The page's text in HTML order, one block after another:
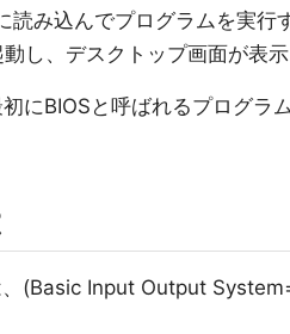
み込んでプログラムを実行
し、デスクトップ画面が表示
にBIOSと呼ばれるプログラ
、(Basic Input Output